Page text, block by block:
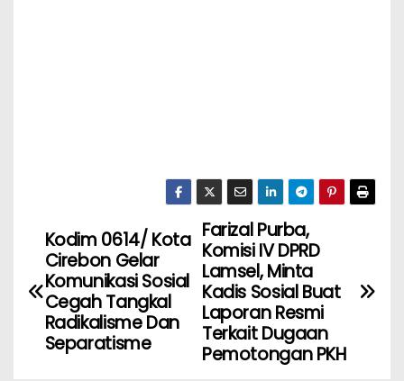
Farizal Purba,
Komisi IV DPRD
Lamsel, Minta
Kadis Sosial Buat
Laporan Resmi
Terkait Dugaan
Pemotongan PKH
Kodim 0614/ Kota
Cirebon Gelar
Komunikasi Sosial
Cegah Tangkal
Radikalisme Dan
Separatisme